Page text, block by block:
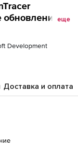
обновление),
часть
еще
Development
Доставка и оплата